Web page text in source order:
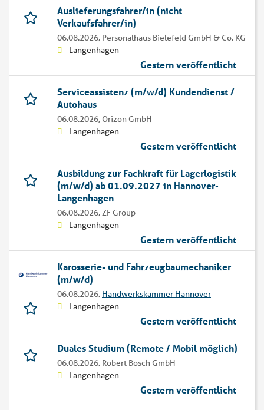
Auslieferungsfahrer/in (nicht
Verkaufsfahrer/in)
06.08.2026, Personalhaus Bielefeld GmbH & Co. KG
Langenhagen
Gestern veröffentlicht
Serviceassistenz (m/w/d) Kundendienst /
Autohaus
06.08.2026, Orizon GmbH
Langenhagen
Gestern veröffentlicht
Ausbildung zur Fachkraft für Lagerlogistik
(m/w/d) ab 01.09.2027 in Hannover-
Langenhagen
06.08.2026,ZF Group
Langenhagen
Gestern veröffentlicht
Karosserie- und Fahrzeugbaumechaniker
(m/w/d)
06.08.2026, Handwerkskammer Hannover
Langenhagen
Gestern veröffentlicht
Duales Studium (Remote / Mobil möglich)
06.08.2026, Robert Bosch GmbH
Langenhagen
Gestern veröffentlicht